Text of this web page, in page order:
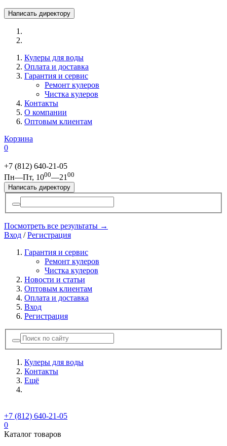
Написать директору
Кулеры для воды
Оплата и доставка
Гарантия и сервис
Ремонт кулеров
Чистка кулеров
Контакты
О компании
Оптовым клиентам
Корзина
0
+7 (812) 640-21-05
Пн—Пт, 1000—21 00
Написать директору
Посмотреть все результаты →
Вход /Регистрация
Гарантия и сервис
Ремонт кулеров
Чистка кулеров
Новости и статьи
Оптовым клиентам
Оплата и доставка
Вход
Регистрация
Кулеры для воды
Контакты
Ещё
+7 (812) 640-21-05
0
Каталог товаров